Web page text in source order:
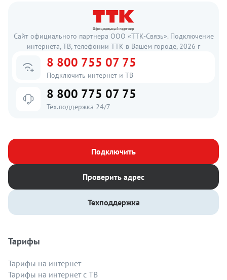
Сайт официального партнера ООО «ТТК-Связь». Подключение
интернета, ТВ, телефонии ТТК в Вашем городе, 2026 г
8 800 755 07 75
Подключить интернет и ТВ
8 800 775 07 75
Тех.поддержка 24/7
Подключить
Проверить адрес
Техподдержка
Тарифы
Тарифы на интернет
Тарифы на интернет с ТВ